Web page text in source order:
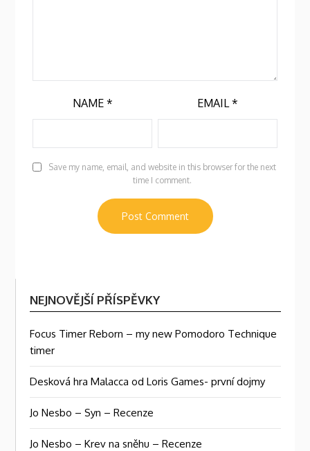
NAME * EMAIL *
Save my name, email, and website in this browser for the next
time I comment.
NEJNOVĚJŠÍ PŘÍSPĚVKY
Focus Timer Reborn – my new Pomodoro Technique
timer
Desková hra Malacca od Loris Games- první dojmy
Jo Nesbo – Syn – Recenze
Jo Nesbo – Krev na sněhu – Recenze